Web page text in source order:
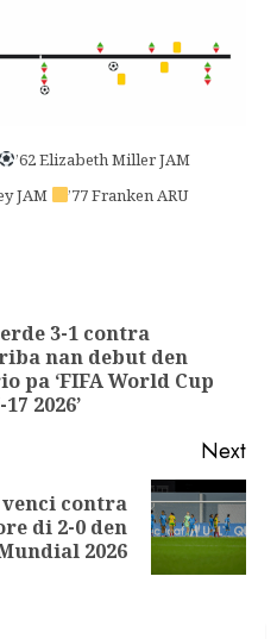
’62 Elizabeth Miller JAM
JAM ’77 Franken ARU
3-1 contra
nan debut den
pa ‘FIFA World Cup
2026’
Next
venci contra
di 2-0 den
2026